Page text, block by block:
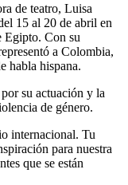
de teatro, Luisa
15 al 20 de abril en
Egipto. Con su
a Colombia,
habla hispana.
su actuación y la
de género.
internacional. Tu
para nuestra
que se están